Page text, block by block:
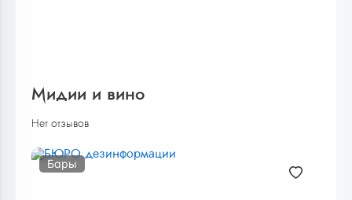
Мидии и вино
Нет отзывов
Бары